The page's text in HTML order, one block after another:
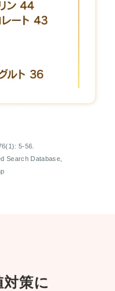
5-56.
Search Database,
策に